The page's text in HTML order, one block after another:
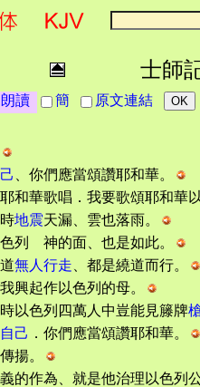
士師
朗讀 簡
原文連結
、你們應當頌讚耶和華。
和華歌唱．我要歌頌耶和華
地震天漏、雲也落雨。
列 神的面、也是如此。
無人行走 、都是繞道而行。
興起作以色列的母。
以色列四萬人中豈能見籐牌
己 ．你們應當頌讚耶和華。
揚。
的作為、就是他治理以色列